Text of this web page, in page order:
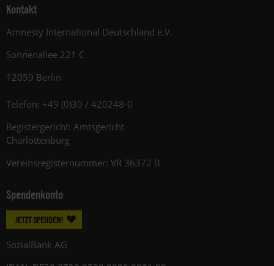
Kontakt
Amnesty International Deutschland e.V.
Sonnenallee 221 C
12059 Berlin
Telefon: +49 (0)30 / 420248-0
Registergericht: Amtsgericht
Charlottenburg
Vereinsregisternummer: VR 36372 B
Spendenkonto
JETZT SPENDEN!
SozialBank AG